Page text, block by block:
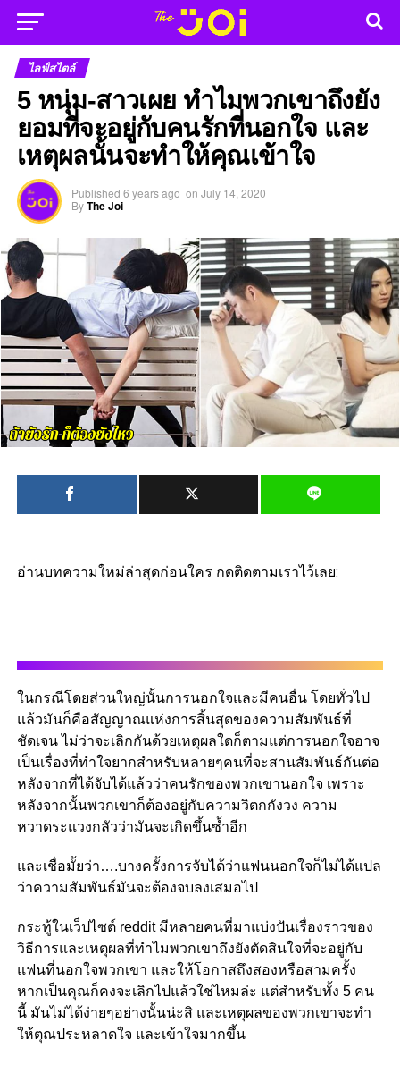
ไลฟ์สไตล์
5 หนุ่ม-สาวเผย ทำไมพวกเขาถึงยัง
ยอมที่จะอยู่กับคนรักที่นอกใจ และ
เหตุผลนั้นจะทำให้คุณเข้าใจ
Published 6 years ago on July 14, 2020
ByThe Joi
อ่านบทความใหม่ล่าสุดก่อนใคร กดติดตามเราไว้เลย:
ในกรณีโดยส่วนใหญ่นั้นการนอกใจและมีคนอื่น โดยทั่วไป
แล้วมันก็คือสัญญาณแห่งการสิ้นสุดของความสัมพันธ์ที่
ชัดเจน ไม่ว่าจะเลิกกันด้วยเหตุผลใดก็ตามแต่การนอกใจอาจ
เป็นเรื่องที่ทำใจยากสำหรับหลายๆคนที่จะสานสัมพันธ์กันต่อ
หลังจากที่ได้จับได้แล้วว่าคนรักของพวกเขานอกใจ เพราะ
หลังจากนั้นพวกเขาก็ต้องอยู่กับความวิตกกังวง ความ
หวาดระแวงกลัวว่ามันจะเกิดขึ้นซ้ำอีก
และเชื่อมั้ยว่า….บางครั้งการจับได้ว่าแฟนนอกใจก็ไม่ได้แปล
ว่าความสัมพันธ์มันจะต้องจบลงเสมอไป
กระทู้ในเว็ปไซต์ reddit มีหลายคนที่มาแบ่งปันเรื่องราวของ
วิธีการและเหตุผลที่ทำไมพวกเขาถึงยังตัดสินใจที่จะอยู่กับ
แฟนที่นอกใจพวกเขา และให้โอกาสถึงสองหรือสามครั้ง
หากเป็นคุณก็คงจะเลิกไปแล้วใช่ไหมล่ะ แต่สำหรับทั้ง 5 คน
นี้ มันไม่ได้ง่ายๆอย่างนั้นน่ะสิ และเหตุผลของพวกเขาจะทำ
ให้ตุณประหลาดใจ และเข้าใจมากขึ้น